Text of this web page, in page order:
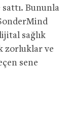
Bununla
sağlık
zorluklar ve
sene